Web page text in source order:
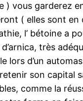
) vous garderez
( elles sont
l’ bétoine a
très
lors d’un
son capital
comme la